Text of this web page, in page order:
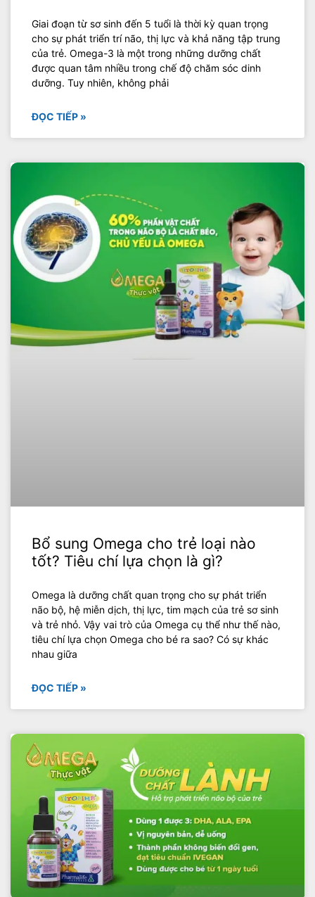
Giai đoạn từ sơ sinh đến 5 tuổi là thời kỳ quan trọng
cho sự phát triển trí não, thị lực và khả năng tập trung
của trẻ. Omega-3 là một trong những dưỡng chất
được quan tâm nhiều trong chế độ chăm sóc dinh
dưỡng. Tuy nhiên, không phải
ĐỌC TIẾP »
Bổ sung Omega cho trẻ loại nào
tốt? Tiêu chí lựa chọn là gì?
Omega là dưỡng chất quan trọng cho sự phát triển
não bộ, hệ miễn dịch, thị lực, tim mạch của trẻ sơ sinh
và trẻ nhỏ. Vậy vai trò của Omega cụ thể như thế nào,
tiêu chí lựa chọn Omega cho bé ra sao? Có sự khác
nhau giữa
ĐỌC TIẾP »